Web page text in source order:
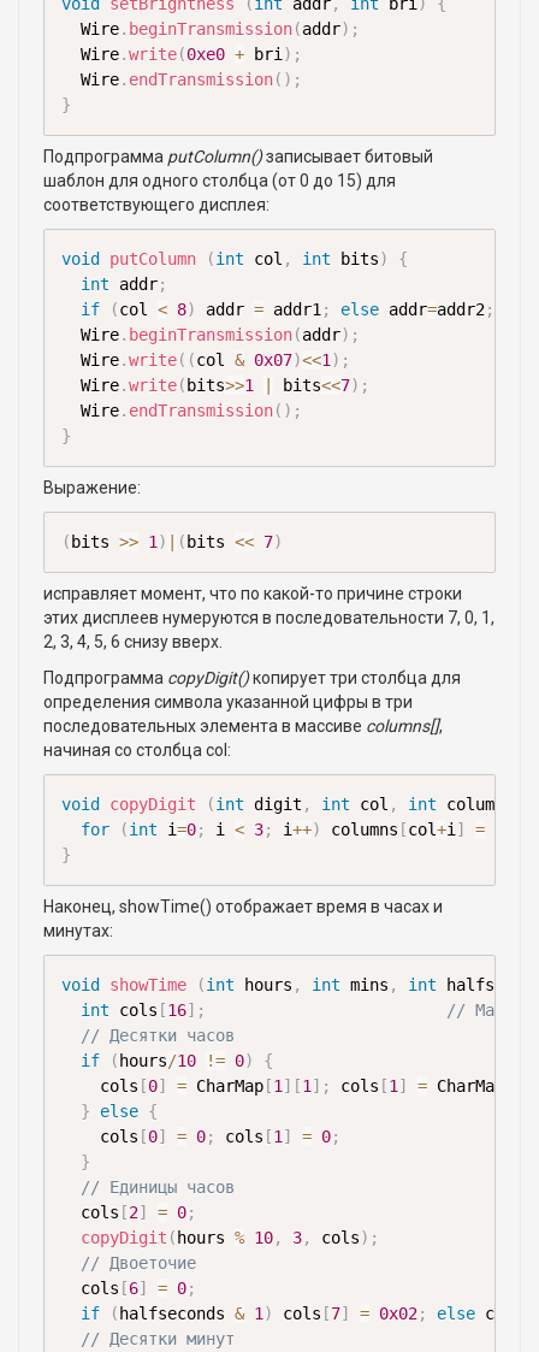
void setBrightness (int addr, int bri)
{
  Wire
. beginTransmission(addr) ;
  Wire
.write(0xe0 + bri) ;
  Wire
. endTransmission( ) ;
}
Подпрограмма putColumn()записывает битовый
шаблон для одного столбца (от 0 до 15) для
соответствующего дисплея:
void putColumn (int col , int bits)
{
int addr;
if
(col < 8) addr = addr1; else addr=addr2;
  Wire
. beginTransmission(addr) ;
  Wire
.write( (col & 0x07)<<1) ;
  Wire
.write( bits>>1 bits<<7) ;
  Wire
. endTransmission( ) ;
}
Выражение:
( bits >> 1) ( bits << 7)
исправляет момент, что по какой-то причине строки
этих дисплеев нумеруются в последовательности 7, 0, 1,
2, 3, 4, 5, 6 снизу вверх.
Подпрограмма copyDigit()копирует три столбца для
определения символа указанной цифры в три
последовательных элемента в массиве columns[],
начиная со столбца col:
void copyDigit (int digit , int col , int columns
for
(int i=0; i < 3; i++) columns [col+i] =
}
Наконец, showTime() отображает время в часах и
минутах:
void showTime (int hours , int mins , int
int cols [16] ;
// Массив
// Десятки часов
if
( hours/10 != 0)
{
    cols
[0] = CharMap [1] [1] ; cols [1] = CharMap
}
else {
    cols
[0] = 0; cols [1] = 0;
}
// Единицы часов
  cols
[2] = 0;
copyDigit ( hours % 10, 3, cols) ;
// Двоеточие
  cols
[6] = 0;
if
( halfseconds & 1) cols [7] = 0x02; else cols
// Десятки минут